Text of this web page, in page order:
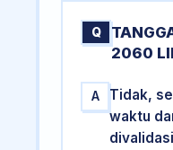
Q
2060
A
Tidak,
waktu